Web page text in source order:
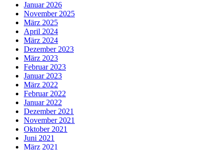
Januar 2026
November 2025
März 2025
April 2024
März 2024
Dezember 2023
März 2023
Februar 2023
Januar 2023
März 2022
Februar 2022
Januar 2022
Dezember 2021
November 2021
Oktober 2021
Juni 2021
März 2021